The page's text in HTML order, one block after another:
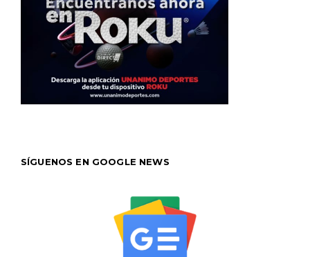
SÍGUENOS EN GOOGLE NEWS